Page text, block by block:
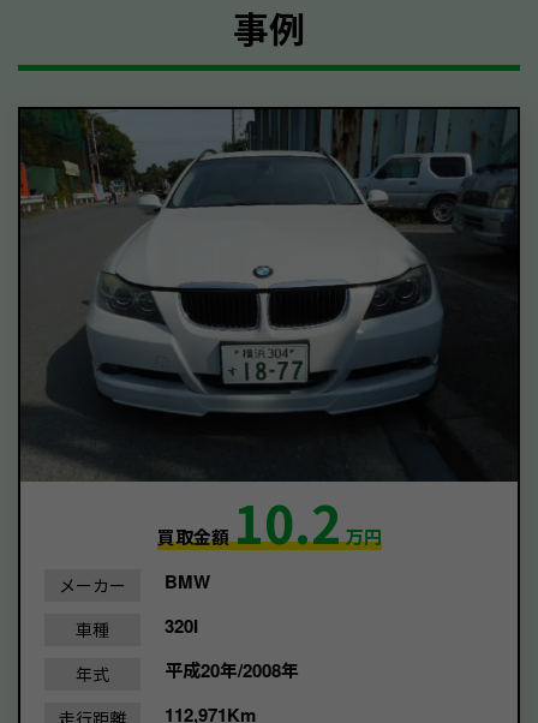
事例
買取金額10.2万円
メーカー BMW
車種 320I
年式 平成20年/2008年
走行距離 112,971Km